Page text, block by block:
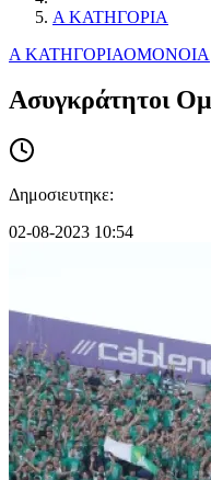
Α ΚΑΤΗΓΟΡΙΑ
Α ΚΑΤΗΓΟΡΙΑΟΜΟΝΟΙΑ
Ασυγκράτητοι
Δημοσιευτηκε:
02-08-2023 10:54